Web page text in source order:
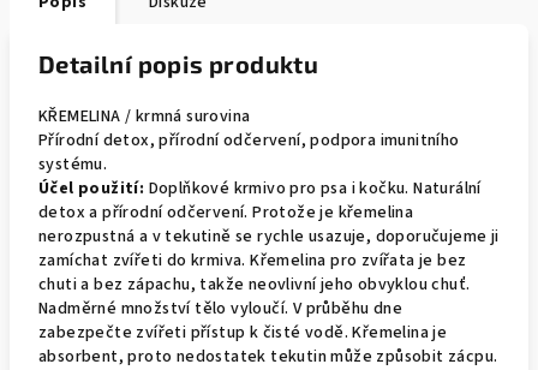
Detailní popis produktu
KŘEMELINA / krmná surovina
Přírodní detox, přírodní odčervení, podpora imunitního
systému.
Účel použití: Doplňkové krmivo pro psa i kočku. Naturální
detox a přírodní odčervení. Protože je křemelina
nerozpustná a v tekutině se rychle usazuje, doporučujeme ji
zamíchat zvířeti do krmiva. Křemelina pro zvířata je bez
chuti a bez zápachu, takže neovlivní jeho obvyklou chuť.
Nadměrné množství tělo vyloučí. V průběhu dne
zabezpečte zvířeti přístup k čisté vodě. Křemelina je
absorbent, proto nedostatek tekutin může způsobit zácpu.